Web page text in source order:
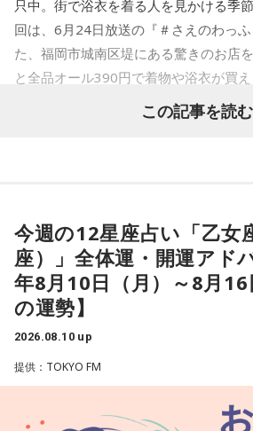
只中。街で浴衣を着る人を見かける季
回は、6月24日放送の『＃さえのわっ
た、福岡市城南区堤にある驚きのお店
と全品オール390円で着物や浴衣が買
この記事を読む
今週の12星座占い「乙女
座）」全体運・開運アド
年8月10日（月）～8月16
の運勢】
2026.08.10 up
提供：TOKYO FM